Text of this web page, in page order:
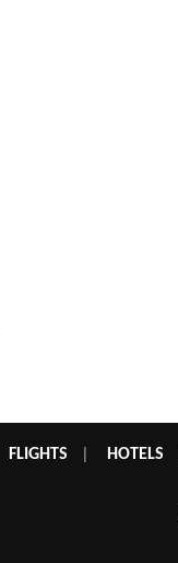
FLIGHTS HOTELS